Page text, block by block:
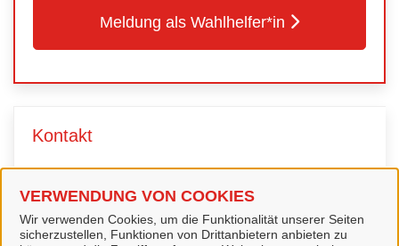
VERWENDUNG VON COOKIES
Wir verwenden Cookies, um die Funktionalität unserer Seiten
sicherzustellen, Funktionen von Drittanbietern anbieten zu
Meldung als Wahlhelfer*in
Kontakt
Wahlbüro